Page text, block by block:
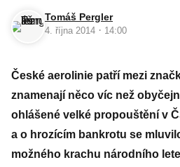
Tomáš Pergler
4. října 2014 · 14:00
České aerolinie patří mezi
znamenají něco víc než
ohlášené velké propouštění v
a o hrozícím bankrotu se
možného krachu národního